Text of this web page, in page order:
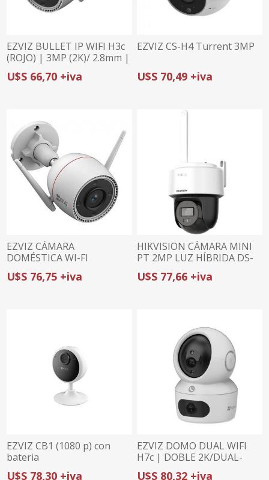
EZVIZ BULLET IP WIFI H3c
(ROJO) | 3MP (2K)/ 2.8mm |
COLOR NOCTURNO |
DEFENSA ACTIVA
U$S 66,70 +iva
EZVIZ CS-H4 Turrent 3MP
U$S 70,49 +iva
EZVIZ CÁMARA
DOMÉSTICA WI-FI
INTELIGENTE H3c 3K |
5MP | LUZ HÍBRIDA | IP67
U$S 76,75 +iva
HIKVISION CÁMARA MINI
PT 2MP LUZ HÍBRIDA DS-
2DE2C200MWG/W | WI-FI 6
| AUTO-TRACKING LITE |
U$S 77,66 +iva
EZVIZ CB1 (1080 p) con
bateria
U$S 78,30 +iva
EZVIZ DOMO DUAL WIFI
H7c | DOBLE 2K/DUAL-
LENS | VISTA DUAL |
U$S 80,32 +iva